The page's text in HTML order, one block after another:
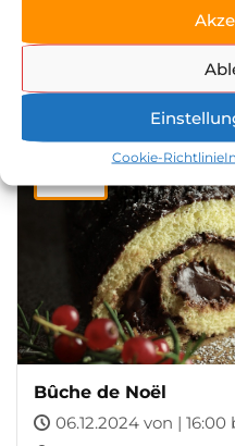
Cookie-Richtlinie
04.10.2024 von |
Zeller Mühle Huber
Bûche de Noël
06.12.2024 von |